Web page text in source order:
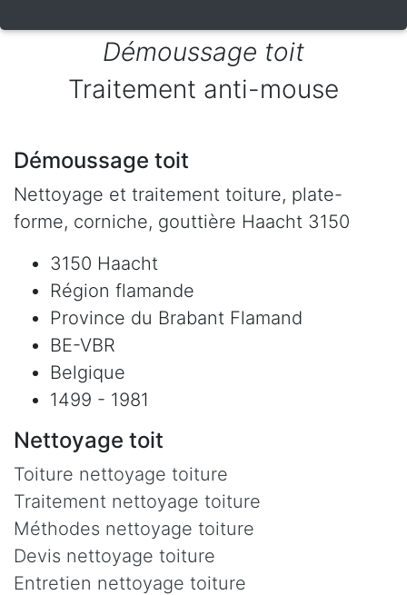
Démoussage toit
Traitement anti-mouse
Démoussage toit
Nettoyage et traitement toiture, plate-
forme, corniche, gouttière Haacht 3150
3150 Haacht
Région flamande
Province du Brabant Flamand
BE-VBR
Belgique
1499 - 1981
Nettoyage toit
Toiture nettoyage toiture
Traitement nettoyage toiture
Méthodes nettoyage toiture
Devis nettoyage toiture
Entretien nettoyage toiture